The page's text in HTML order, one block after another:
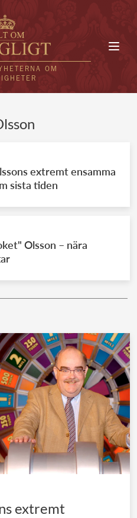
OM
kungahuset
kungahuset
storhertighuset
kungahuset
kungahuset
extremt ensamma
sista tiden
Olsson – nära
extremt